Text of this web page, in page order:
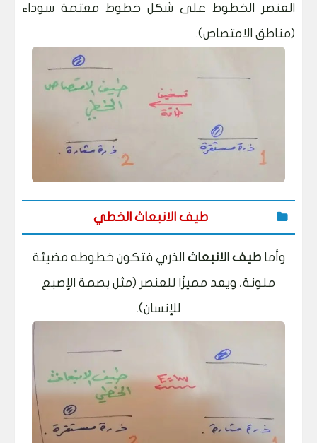
العنصر الخطوط على شكل خطوط معتمة سوداء
(مناطق الامتصاص).
طيف الانبعاث الخطي
وأماطيف الانبعاث الذري فتكون خطوطه مضيئة
ملونة، ويعد مميزًا للعنصر (مثل بصمة الإصبع
للإنسان).